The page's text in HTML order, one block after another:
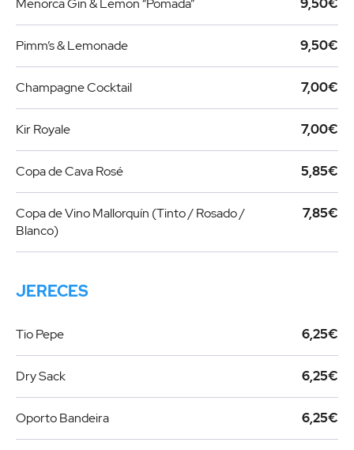
Menorca Gin & Lemon “Pomada” 9,50€
Pimm’s & Lemonade 9,50€
Champagne Cocktail 7,00€
Kir Royale 7,00€
Copa de Cava Rosé 5,85€
Copa de Vino Mallorquín (Tinto / Rosado /
Blanco)
7,85€
JERECES
Tio Pepe 6,25€
Dry Sack 6,25€
Oporto Bandeira 6,25€